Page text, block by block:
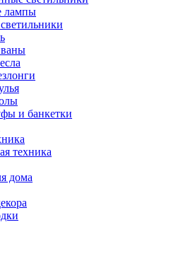
лампы
и банкетки
техника
дома